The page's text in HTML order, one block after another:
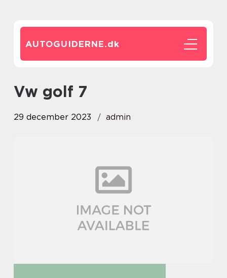
AUTOGUIDERNE.dk
vw golf 7
29 december 2023 admin